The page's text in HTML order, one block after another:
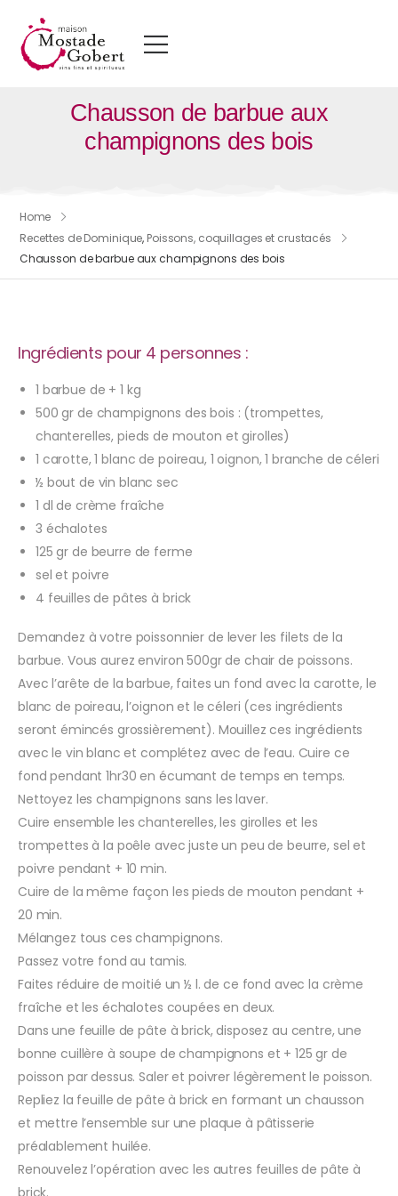
Chausson de barbue aux
champignons des bois
Home
Recettes de Dominique, Poissons, coquillages et crustacés
Chausson de barbue aux champignons des bois
Ingrédients pour 4 personnes :
1 barbue de + 1 kg
500 gr de champignons des bois : (trompettes,
chanterelles, pieds de mouton et girolles)
1 carotte, 1 blanc de poireau, 1 oignon, 1 branche de céleri
½ bout de vin blanc sec
1 dl de crème fraîche
3 échalotes
125 gr de beurre de ferme
sel et poivre
4 feuilles de pâtes à brick
Demandez à votre poissonnier de lever les filets de la
barbue. Vous aurez environ 500gr de chair de poissons.
Avec l’arête de la barbue, faites un fond avec la carotte, le
blanc de poireau, l’oignon et le céleri (ces ingrédients
seront émincés grossièrement). Mouillez ces ingrédients
avec le vin blanc et complétez avec de l’eau. Cuire ce
fond pendant 1hr30 en écumant de temps en temps.
Nettoyez les champignons sans les laver.
Cuire ensemble les chanterelles, les girolles et les
trompettes à la poêle avec juste un peu de beurre, sel et
poivre pendant + 10 min.
Cuire de la même façon les pieds de mouton pendant +
20 min.
Mélangez tous ces champignons.
Passez votre fond au tamis.
Faites réduire de moitié un ½ l. de ce fond avec la crème
fraîche et les échalotes coupées en deux.
Dans une feuille de pâte à brick, disposez au centre, une
bonne cuillère à soupe de champignons et + 125 gr de
poisson par dessus. Saler et poivrer légèrement le poisson.
Repliez la feuille de pâte à brick en formant un chausson
et mettre l’ensemble sur une plaque à pâtisserie
préalablement huilée.
Renouvelez l’opération avec les autres feuilles de pâte à
brick.